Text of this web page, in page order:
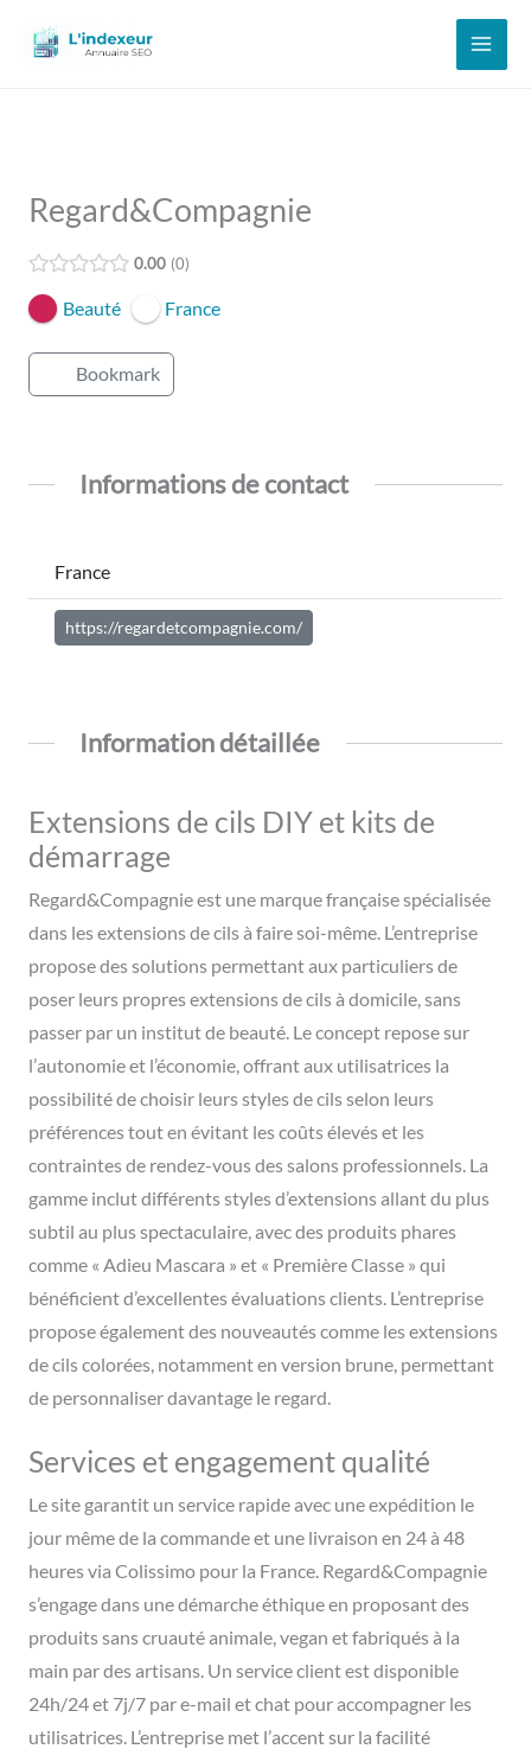
Regard&Compagnie
0.00 0
Beauté France
Bookmark
Informations de contact
France
https://regardetcompagnie.com/
Information détaillée
Extensions de cils DIY et kits de
démarrage
Regard&Compagnie est une marque française spécialisée
dans les extensions de cils à faire soi-même. L’entreprise
propose des solutions permettant aux particuliers de
poser leurs propres extensions de cils à domicile, sans
passer par un institut de beauté. Le concept repose sur
l’autonomie et l’économie, offrant aux utilisatrices la
possibilité de choisir leurs styles de cils selon leurs
préférences tout en évitant les coûts élevés et les
contraintes de rendez-vous des salons professionnels. La
gamme inclut différents styles d’extensions allant du plus
subtil au plus spectaculaire, avec des produits phares
comme « Adieu Mascara » et « Première Classe » qui
bénéficient d’excellentes évaluations clients. L’entreprise
propose également des nouveautés comme les extensions
de cils colorées, notamment en version brune, permettant
de personnaliser davantage le regard.
Services et engagement qualité
Le site garantit un service rapide avec une expédition le
jour même de la commande et une livraison en 24 à 48
heures via Colissimo pour la France. Regard&Compagnie
s’engage dans une démarche éthique en proposant des
produits sans cruauté animale, vegan et fabriqués à la
main par des artisans. Un service client est disponible
24h/24 et 7j/7 par e-mail et chat pour accompagner les
utilisatrices. L’entreprise met l’accent sur la facilité